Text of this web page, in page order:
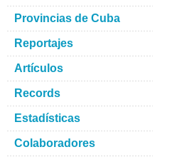
Provincias de Cuba
Reportajes
Artículos
Records
Estadísticas
Colaboradores